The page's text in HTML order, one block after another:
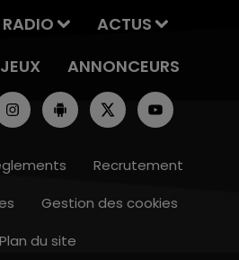
19h00 - 19h15
RADIO
ACTUS
JEUX ANNONCEURS
Recrutement
Gestion des cookies
Plan du site